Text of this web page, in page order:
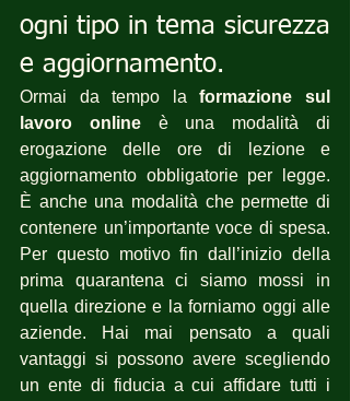
ogni tipo in tema sicurezza
e aggiornamento.
Ormai da tempo la formazione sul
lavoro online è una modalità di
erogazione delle ore di lezione e
aggiornamento obbligatorie per legge.
È anche una modalità che permette di
contenere un’importante voce di spesa.
Per questo motivo fin dall’inizio della
prima quarantena ci siamo mossi in
quella direzione e la forniamo oggi alle
aziende. Hai mai pensato a quali
vantaggi si possono avere scegliendo
un ente di fiducia a cui affidare tutti i